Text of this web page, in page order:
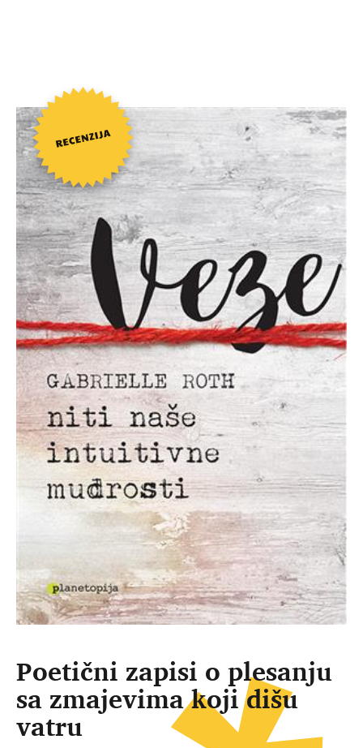
Poetični zapisi o plesanju
sa zmajevima koji dišu
vatru